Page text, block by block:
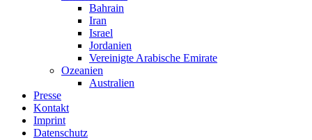
Bahrain
Iran
Israel
Jordanien
Vereinigte Arabische Emirate
Ozeanien
Australien
Presse
Kontakt
Imprint
Datenschutz